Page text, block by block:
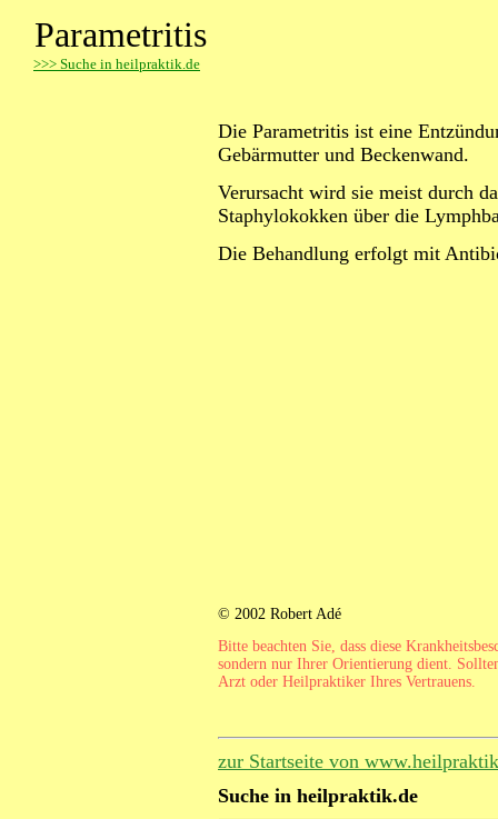
Parametritis
>>> Suche in heilpraktik.de
Die Parametritis ist eine
Gebärmutter und Beckenwand.
Verursacht wird sie meist durch
Staphylokokken über die
Die Behandlung erfolgt mit
© 2002 Robert Adé
Bitte beachten Sie, dass diese
sondern nur Ihrer Orientierung dient.
Arzt oder Heilpraktiker Ihres Vertrauens.
zur Startseite von
Suche in heilpraktik.de